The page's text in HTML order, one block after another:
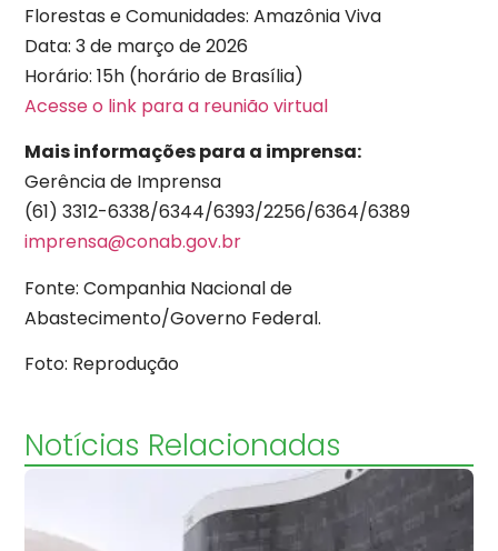
Florestas e Comunidades: Amazônia Viva
Data: 3 de março de 2026
Horário: 15h (horário de Brasília)
Acesse o link para a reunião virtual
Mais informações para a imprensa:
Gerência de Imprensa
(61) 3312-6338/6344/6393/2256/6364/6389
imprensa@conab.gov.br
Fonte: Companhia Nacional de
Abastecimento/Governo Federal.
Foto: Reprodução
Notícias Relacionadas